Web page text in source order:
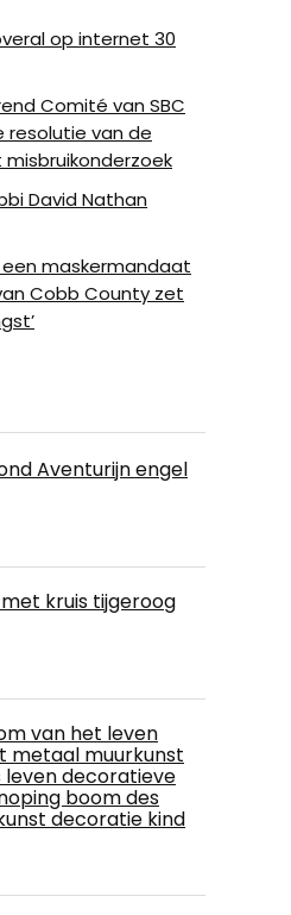
op internet 30
Comité van SBC
resolutie van de
David Nathan
maskermandaat
Cobb County zet
Aventurijn engel
kruis tijgeroog
van het leven
metaal muurkunst
leven decoratieve
boom des
decoratie kind